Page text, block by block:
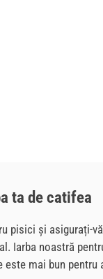
ta de catifea
pisici și
Iarba noastră
mai bun